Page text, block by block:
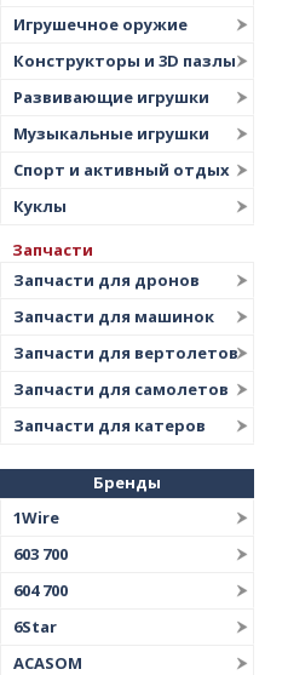
Игрушечное оружие
Конструкторы и 3D пазлы
Развивающие игрушки
Музыкальные игрушки
Спорт и активный отдых
Куклы
Запчасти
Запчасти для дронов
Запчасти для машинок
Запчасти для вертолетов
Запчасти для самолетов
Запчасти для катеров
Бренды
1Wire
603 700
604 700
6Star
ACASOM